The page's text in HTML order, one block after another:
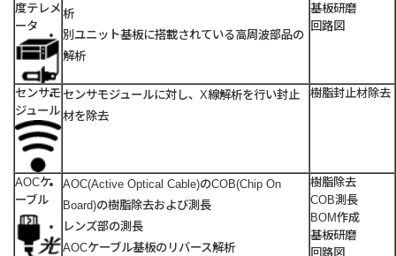
度テレメ
ータ
析
別ユニット基板に搭載されている高周波部品の
解析
基板研磨
回路図
センサモ
ジュール
センサモジュールに対し、X線解析を行い封止
材を除去
樹脂封止材除去
AOCケ
ーブル
AOC(Active Optical Cable)のCOB(Chip On
Board)の樹脂除去および測長
レンズ部の測長
AOCケーブル基板のリバース解析
樹脂除去
COB測長
BOM作成
基板研磨
回路図